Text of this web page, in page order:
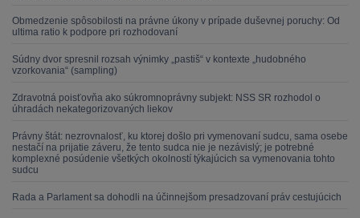
Obmedzenie spôsobilosti na právne úkony v prípade duševnej poruchy: Od
ultima ratio k podpore pri rozhodovaní
Súdny dvor spresnil rozsah výnimky „pastiš“ v kontexte „hudobného
vzorkovania“ (sampling)
Zdravotná poisťovňa ako súkromnoprávny subjekt: NSS SR rozhodol o
úhradách nekategorizovaných liekov
Právny štát: nezrovnalosť, ku ktorej došlo pri vymenovaní sudcu, sama osebe
nestačí na prijatie záveru, že tento sudca nie je nezávislý; je potrebné
komplexné posúdenie všetkých okolností týkajúcich sa vymenovania tohto
sudcu
Rada a Parlament sa dohodli na účinnejšom presadzovaní práv cestujúcich